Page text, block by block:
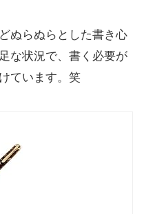
ぬらぬらとした書き心
な状況で、書く必要が
ています。笑